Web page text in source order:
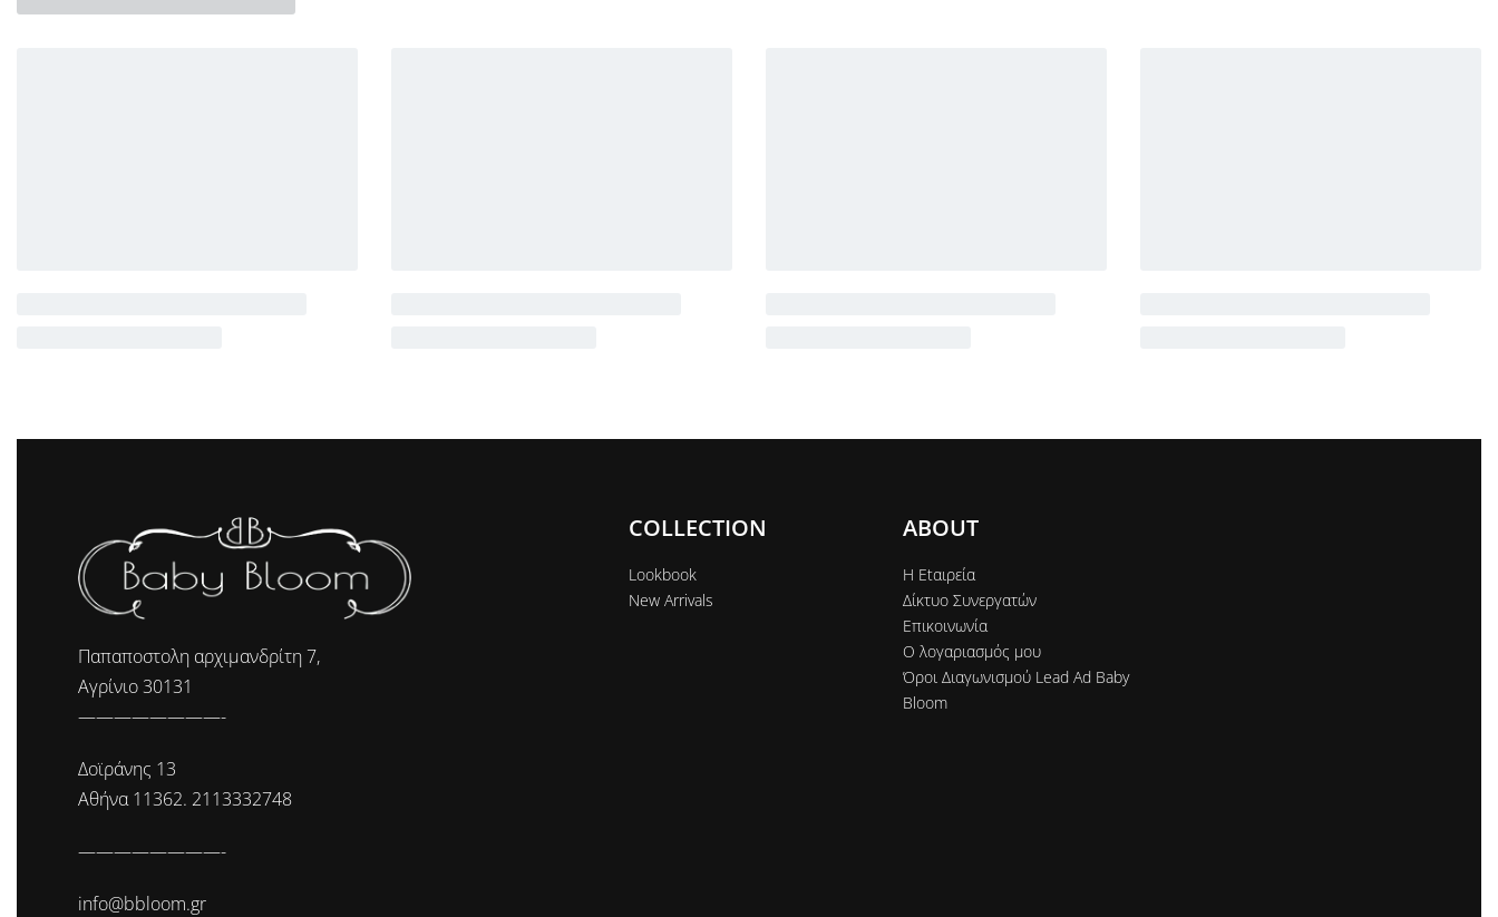
Παπαποστολη αρχιμανδρίτη 7,
Αγρίνιο 30131
————————-
Δοϊράνης 13
Αθήνα 11362. 2113332748
————————-
info@bbloom.gr
COLLECTION
Lookbook
New Arrivals
ABOUT
Η Εtαιρεία
Δίκτυο Συνεργατών
Επικοινωνία
Ο λογαριασμός μου
Όροι Διαγωνισμού Lead Ad Baby
Bloom